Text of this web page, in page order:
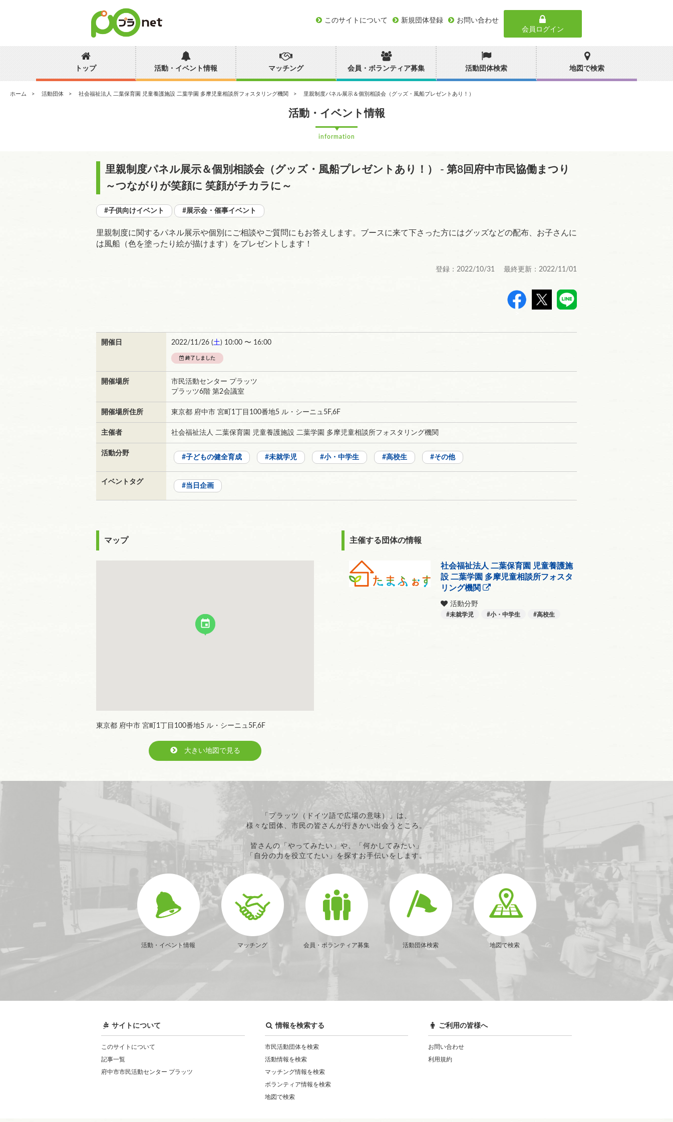
このサイトについて 新規団体登録
お問い合わせ
会員ログイン
トップ 活動・イベント情報 マッチング 会員・ボランティア募集 活動団体検索 地図で検索
ホーム 活動団体 社会福祉法人 二葉保育園 児童養護施設 二葉学園 多摩児童相談所フォスタリング機関 里親制度パネル展示＆個別相談会（グッズ・風船プレゼントあり！）
活動・イベント情報
information
里親制度パネル展示＆個別相談会（グッズ・風船プレゼントあり！） - 第8回府中市民協働まつり
～つながりが笑顔に 笑顔がチカラに～
#子供向けイベント #展示会・催事イベント
里親制度に関するパネル展示や個別にご相談やご質問にもお答えします。ブースに来て下さった方にはグッズなどの配布、お子さんに
は風船（色を塗ったり絵が描けます）をプレゼントします！
登録：2022/10/31 最終更新：2022/11/01
開催日 2022/11/26 (土) 10:00 〜 16:00
終了しました
開催場所
市民活動センター プラッツ
プラッツ6階 第2会議室
開催場所住所 東京都 府中市 宮町1丁目100番地5 ル・シーニュ5F,6F
主催者 社会福祉法人 二葉保育園 児童養護施設 二葉学園 多摩児童相談所フォスタリング機関
活動分野
子どもの健全育成 未就学児 小・中学生 高校生 その他
イベントタグ
当日企画
マップ
東京都 府中市 宮町1丁目100番地5 ル・シーニュ5F,6F
大きい地図で見る
主催する団体の情報
社会福祉法人 二葉保育園 児童養護施
設 二葉学園 多摩児童相談所フォスタ
リング機関
活動分野
未就学児 小・中学生 高校生
「プラッツ（ドイツ語で広場の意味）」は、
様々な団体、市民の皆さんが行きかい出会うところ。
皆さんの「やってみたい」や、「何かしてみたい」
「自分の力を役立てたい」を探すお手伝いをします。
活動・イベント情報 マッチング 会員・ボランティア募集 活動団体検索 地図で検索
サイトについて
このサイトについて
記事一覧
府中市市民活動センター プラッツ
情報を検索する
市民活動団体を検索
活動情報を検索
マッチング情報を検索
ボランティア情報を検索
地図で検索
ご利用の皆様へ
お問い合わせ
利用規約